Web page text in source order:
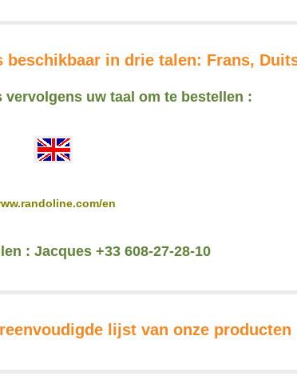
in drie talen: Frans,
uw taal om te bestellen :
en
: Jacques +33 608-27-28-10
lijst van onze producten